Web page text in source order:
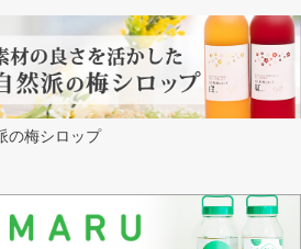
の梅シロップ